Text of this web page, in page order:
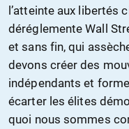
l’atteinte aux libertés
déréglemente Wall
et sans fin, qui
devons créer des
indépendants et
écarter les élites
quoi nous sommes